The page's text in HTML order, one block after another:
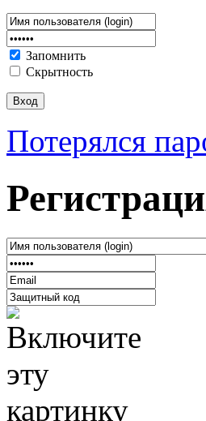
Запомнить
Скрытность
Потерялся